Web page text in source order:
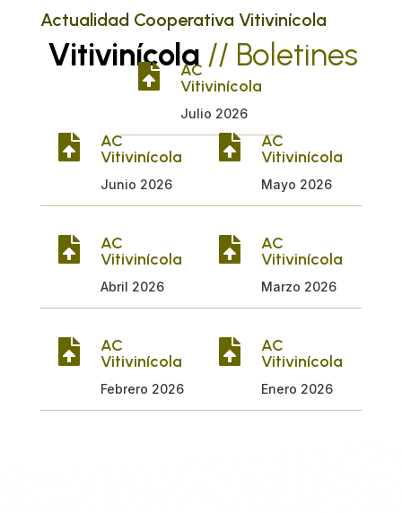
Actualidad Cooperativa Vitivinícola
Vitivinícola// Boletines

AC
Vitivinícola
Julio 2026

AC
Vitivinícola
Junio 2026

AC
Vitivinícola
Mayo 2026

AC
Vitivinícola
Abril 2026

AC
Vitivinícola
Marzo 2026

AC
Vitivinícola
Febrero 2026

AC
Vitivinícola
Enero 2026